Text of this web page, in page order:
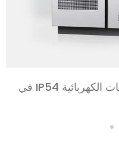
دليل الاختيار والتخصيص للحاويات الكهربائية IP54 في